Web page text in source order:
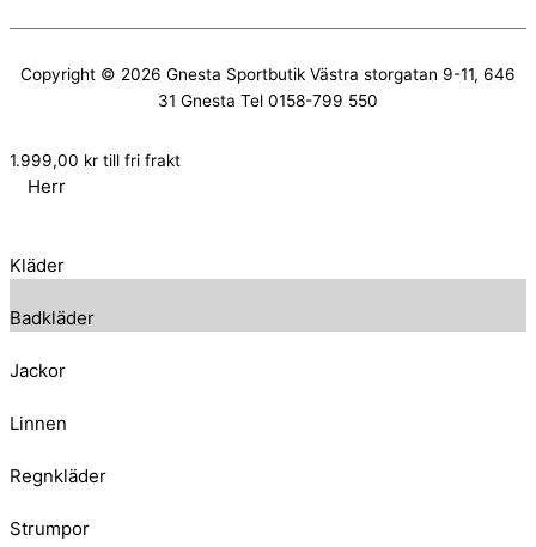
Copyright © 2026 Gnesta Sportbutik Västra storgatan 9-11, 646
31 Gnesta Tel 0158-799 550
1.999,00 kr till fri frakt
Herr
Kläder
Badkläder
Jackor
Linnen
Regnkläder
Strumpor